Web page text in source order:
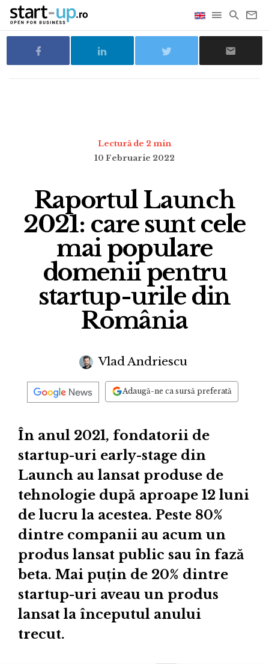
Lectură de 2 min
10 Februarie 2022
Raportul Launch
2021: care sunt cele
mai populare
domenii pentru
startup-urile din
România
Vlad Andriescu
Adaugă-ne ca sursă preferată
În anul 2021, fondatorii de
startup-uri early-stage din
Launch au lansat produse de
tehnologie după aproape 12 luni
de lucru la acestea. Peste 80%
dintre companii au acum un
produs lansat public sau în fază
beta. Mai puțin de 20% dintre
startup-uri aveau un produs
lansat la începutul anului
trecut.